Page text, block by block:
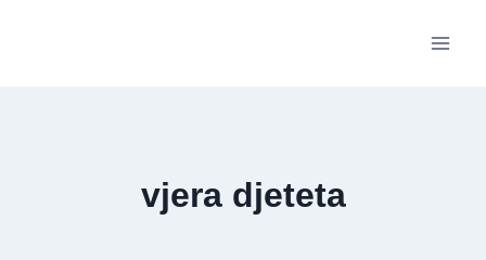
vjera djeteta